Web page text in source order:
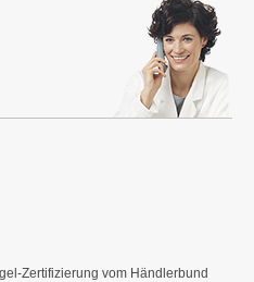
Zertifizierung vom Händlerbund